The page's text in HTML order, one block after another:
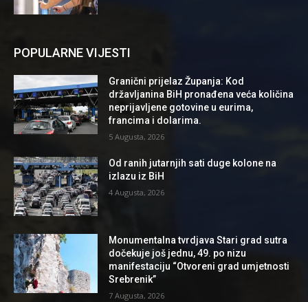
POPULARNE VIJESTI
Granični prijelaz Županja: Kod
državljanina BiH pronađena veća količina
neprijavljene gotovine u eurima,
francima i dolarima.
5 Augusta, 2026
Od ranih jutarnjih sati duge kolone na
izlazu iz BiH
4 Augusta, 2026
Monumentalna tvrdjava Stari grad sutra
dočekuje još jednu, 49. po nizu
manifestaciju “Otvoreni grad umjetnosti
Srebrenik”
7 Augusta, 2026